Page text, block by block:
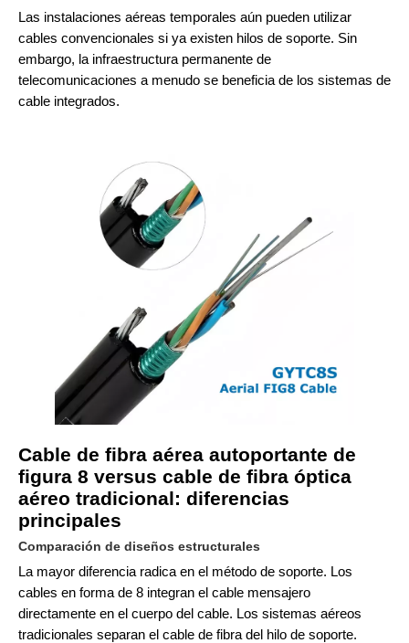
Las instalaciones aéreas temporales aún pueden utilizar
cables convencionales si ya existen hilos de soporte. Sin
embargo, la infraestructura permanente de
telecomunicaciones a menudo se beneficia de los sistemas de
cable integrados.
Cable de fibra aérea autoportante de
figura 8 versus cable de fibra óptica
aéreo tradicional: diferencias
principales
Comparación de diseños estructurales
La mayor diferencia radica en el método de soporte. Los
cables en forma de 8 integran el cable mensajero
directamente en el cuerpo del cable. Los sistemas aéreos
tradicionales separan el cable de fibra del hilo de soporte.